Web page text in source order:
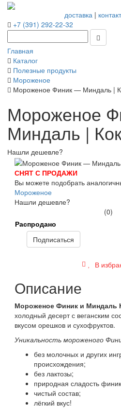
доставка|
+7 (391) 292-22-32
Главная
Каталог
Полезные продукты
Мороженое
Мороженое Финик — Миндаль |
Мороженое
Миндаль |
Нашли дешевле?
СНЯТ С ПРОДАЖИ
Вы можете подобрать
Мороженое
Нашли дешевле?
(0)
Распродано
Подписаться
В
Описание
Мороженое Финик и Миндаль
холодный десерт с веганским
вкусом орешков и сухофруктов.
Уникальность мороженого
без молочных и других
происхождения;
без лактозы;
природная сладость
чистый состав;
лёгкий вкус!